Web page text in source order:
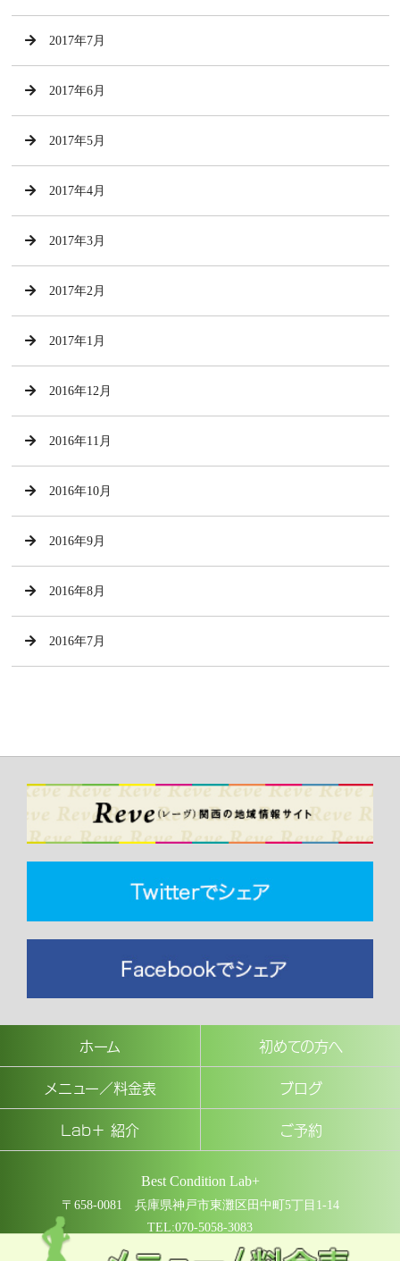
2017年7月
2017年6月
2017年5月
2017年4月
2017年3月
2017年2月
2017年1月
2016年12月
2016年11月
2016年10月
2016年9月
2016年8月
2016年7月
ホーム
初めての方へ
メニュー／料金表
ブログ
Lab＋ 紹介
ご予約
Best Condition Lab+
〒658-0081 兵庫県神戸市東灘区田中町5丁目1-14
TEL:070-5058-3083